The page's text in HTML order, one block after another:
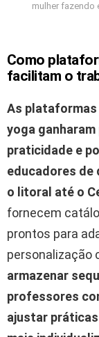
mulher
Como
facilitam o
As
yoga
praticidade e
educadores de
o litoral até o
fornecem
prontos para
personalização
armazenar
professores
ajustar